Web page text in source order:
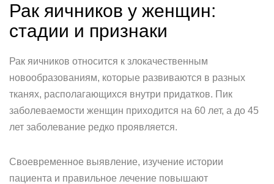
Рак яичников у женщин:
стадии и признаки
Рак яичников относится к злокачественным
новообразованиям, которые развиваются в разных
тканях, располагающихся внутри придатков. Пик
заболеваемости женщин приходится на 60 лет, а до 45
лет заболевание редко проявляется.
Своевременное выявление, изучение истории
пациента и правильное лечение повышают